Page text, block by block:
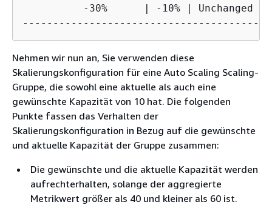
-30%      | -10% |
Nehmen wir nun an, Sie verwenden diese
Skalierungskonfiguration für eine Auto Scaling Scaling-
Gruppe, die sowohl eine aktuelle als auch eine
gewünschte Kapazität von 10 hat. Die folgenden
Punkte fassen das Verhalten der
Skalierungskonfiguration in Bezug auf die gewünschte
und aktuelle Kapazität der Gruppe zusammen:
Die gewünschte und die aktuelle Kapazität werden
aufrechterhalten, solange der aggregierte
Metrikwert größer als 40 und kleiner als 60 ist.